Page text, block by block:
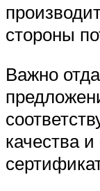
стороны
Важно
качества